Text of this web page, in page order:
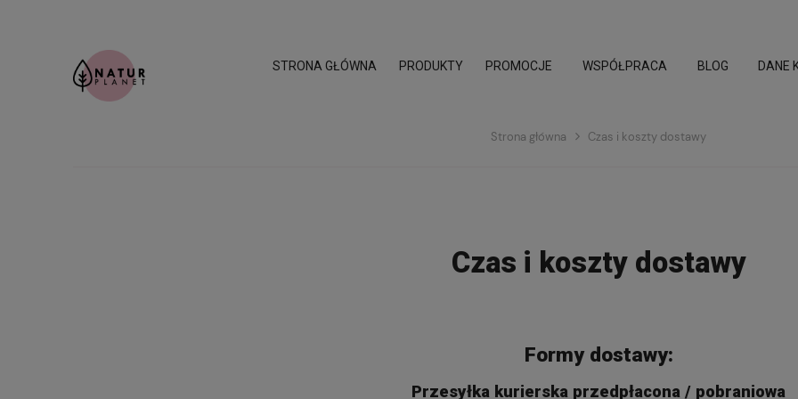
STRONA GŁÓWNA PROMOCJE WSPÓŁPRACA BLOG DANE
Strona główna Czas i koszty dostawy
Czas i koszty dostawy
Formy dostawy:
Przesyłka kurierska przedpłacona / pobraniowa